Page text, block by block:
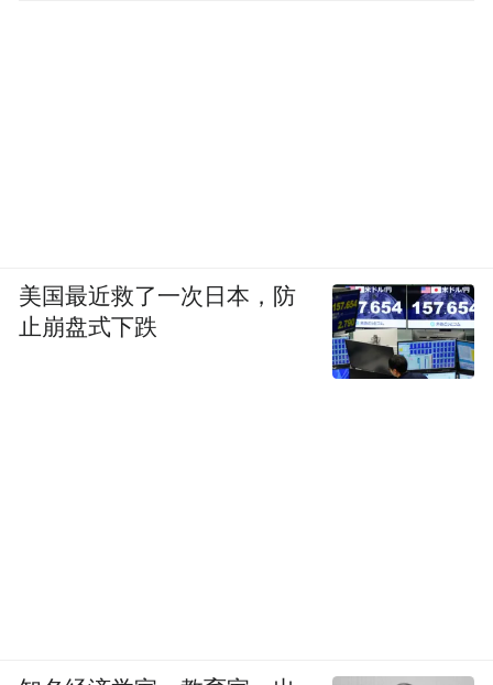
美国最近救了一次日本，防
止崩盘式下跌